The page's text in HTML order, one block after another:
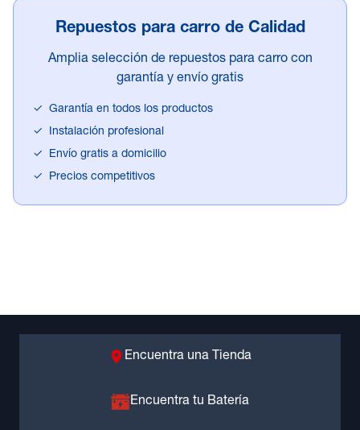
Repuestos para carro de Calidad
Amplia selección de repuestos para carro con
garantía y envío gratis
✓
Garantía en todos los productos
✓
Instalación profesional
✓
Envío gratis a domicilio
✓
Precios competitivos
Encuentra una Tienda
Encuentra tu Batería